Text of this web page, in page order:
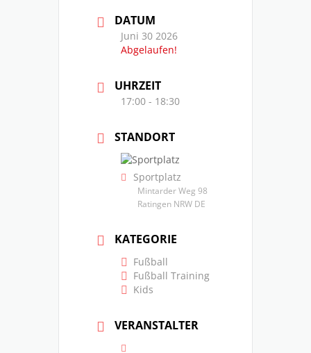
DATUM
Juni 30 2026
Abgelaufen!
UHRZEIT
17:00 - 18:30
STANDORT
Sportplatz
Mintarder Weg 98
Ratingen NRW DE
KATEGORIE
Fußball
Fußball Training
Kids
VERANSTALTER